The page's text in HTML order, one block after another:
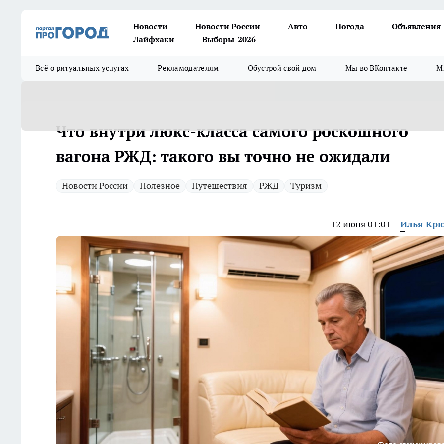
Новости Новости России Авто Погода
Объявления
Лайфхаки
Выборы-2026
Всё о ритуальных услугах Рекламодателям Обустрой свой дом Мы во ВКонтакте
Что внутри люкс-класса самого роскошного
вагона РЖД: такого вы точно не ожидали
Новости России Полезное Путешествия РЖД Туризм
12 июня 01:01 Илья